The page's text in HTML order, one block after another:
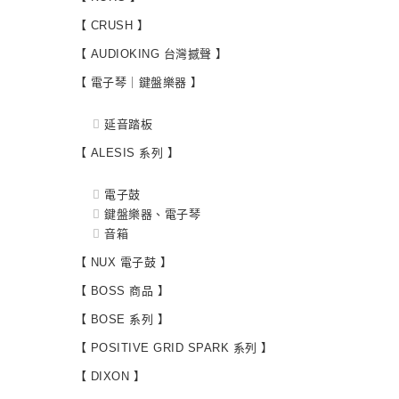
【 CRUSH 】
【 AUDIOKING 台灣撼聲 】
【 電子琴｜鍵盤樂器 】
延音踏板
【 ALESIS 系列 】
電子鼓
鍵盤樂器、電子琴
音箱
【 NUX 電子鼓 】
【 BOSS 商品 】
【 BOSE 系列 】
【 POSITIVE GRID SPARK 系列 】
【 DIXON 】